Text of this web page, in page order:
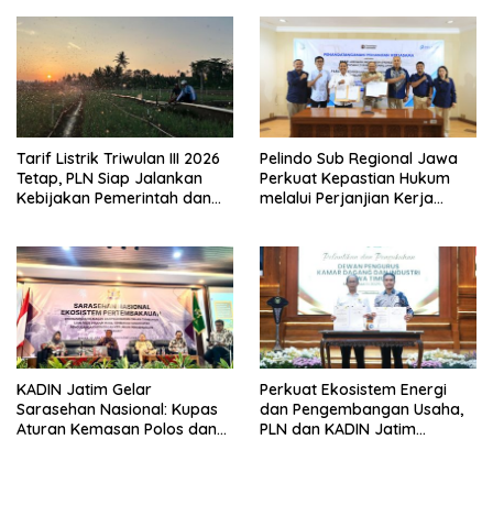
Tarif Listrik Triwulan III 2026
Tetap, PLN Siap Jalankan
Kebijakan Pemerintah dan
Pelindo Sub Regional Jawa
Perkuat Kepastian Hukum
melalui Perjanjian Kerja
KADIN Jatim Gelar
Sarasehan Nasional: Kupas
Aturan Kemasan Polos dan
Perkuat Ekosistem Energi
dan Pengembangan Usaha,
PLN dan KADIN Jatim